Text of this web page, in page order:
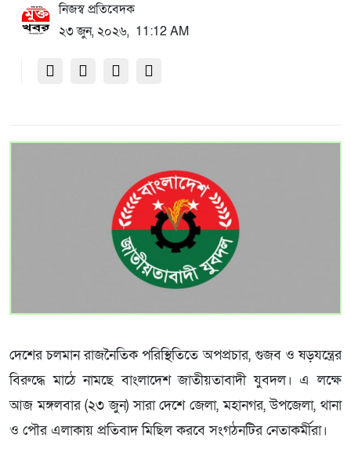
নিজস্ব প্রতিবেদক
২৩ জুন, ২০২৬, 11:12 AM
দেশের চলমান রাজনৈতিক পরিস্থিতিতে অপপ্রচার, গুজব ও ষড়যন্ত্রের
বিরুদ্ধে মাঠে নামছে বাংলাদেশ জাতীয়তাবাদী যুবদল। এ লক্ষে
আজ মঙ্গলবার (২৩ জুন) সারা দেশে জেলা, মহানগর, উপজেলা, থানা
ও পৌর এলাকায় প্রতিবাদ মিছিল করবে সংগঠনটির নেতাকর্মীরা।